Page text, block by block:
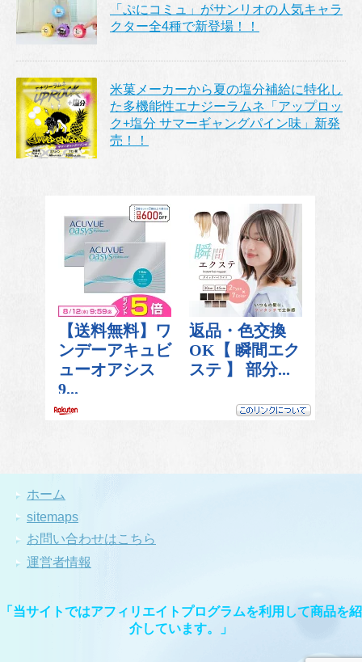
「ぷにコミュ」がサンリオの人気キャラ
クター全4種で新登場！！
米菓メーカーから夏の塩分補給に特化し
た多機能性エナジーラムネ「アップロッ
ク+塩分 サマーギャングパイン味」新発
売！！
ホーム
sitemaps
お問い合わせはこちら
運営者情報
「当サイトではアフィリエイトプログラムを利用して商品を紹
介しています。」